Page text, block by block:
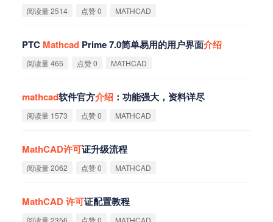
阅读量 2514 点赞 0 MATHCAD
PTC Mathcad Prime 7.0简单易用的用户界面介绍
阅读量 465 点赞 0 MATHCAD
mathcad软件官方介绍 ：功能强大，资料详尽
阅读量 1573 点赞 0 MATHCAD
MathCAD许可证升级流程
阅读量 2062 点赞 0 MATHCAD
MathCAD许可证配置教程